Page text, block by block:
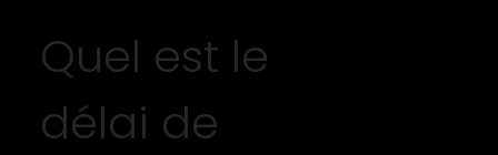
Quel est le
délai de